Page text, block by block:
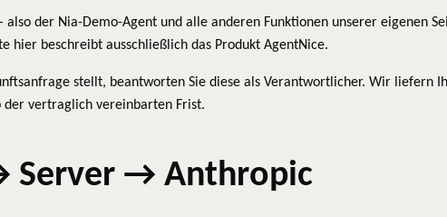
der Nia-Demo-Agent und alle anderen Funktionen unserer eigenen
hier beschreibt ausschließlich das Produkt AgentNice.
stellt, beantworten Sie diese als Verantwortlicher. Wir liefern
der vertraglich vereinbarten Frist.
Server → Anthropic